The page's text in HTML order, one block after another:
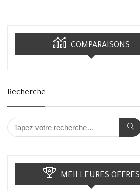
COMPARAISONS
Recherche
MEILLEURES OFFRES